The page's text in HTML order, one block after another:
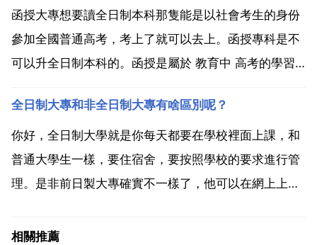
升職稱 考研，就是找工作不好使。非全日制本科和全日
制...
函授大專想要讀全日制本科那隻能是以社會考生的身份
參加全國普通高考，考上了就可以去上。函授專科是不
可以升全日制本科的。函授是屬於 教育中 高考的學習
教育的專科是不可能升本科的。教育發展到現在已經不
需要學生整天在學校學習，這點全日制學歷是區別於 教
育學...
全日制大專和非全日制大專有啥區別呢？
你好，全日制大學就是你每天都要在學校裡面上課，和
普通大學生一樣，要住宿舍，要按照學校的要求進行管
理。是非前日製大專確實不一樣了，他可以在網上上課
一整天呆在學校裡面。主要是找工作的區別，例如現在
相關推薦